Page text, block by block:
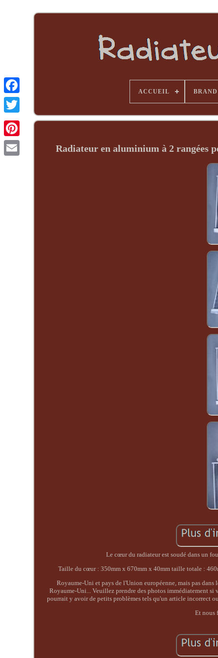
ACCUEIL BRAND
Radiateur en aluminium à 2 rangées
Le cœur du radiateur est soudé dans un
Taille du cœur : 350mm x 670mm x 40mm taille totale :
Royaume-Uni et pays de l'Union européenne, mais pas
Royaume-Uni... Veuillez prendre des photos immédiatement
pourrait y avoir de petits problèmes tels qu'un article incorrect
Et nous